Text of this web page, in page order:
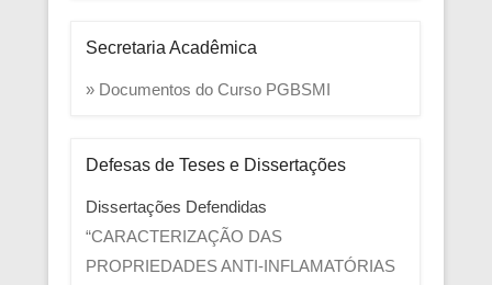
Secretaria Acadêmica
» Documentos do Curso PGBSMI
Defesas de Teses e Dissertações
Dissertações Defendidas
“CARACTERIZAÇÃO DAS
PROPRIEDADES ANTI-INFLAMATÓRIAS